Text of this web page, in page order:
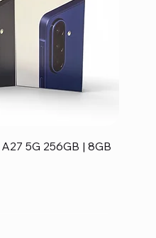
rápida
5G 256GB | 8GB